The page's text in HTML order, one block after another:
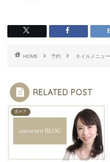
HOME 予約 ネイルメニュー
RELATED POST
爪ケア